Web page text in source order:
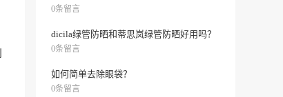
0条留言
dicila绿管防晒和蒂思岚绿管防晒好用吗？
0条留言
如何简单去除眼袋？
0条留言